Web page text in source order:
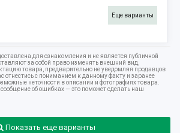
Еще варианты
для ознакомления и не является публичной
за собой право изменять внешний вид,
товара, предварительно не уведомляя продавцов
отнестись с пониманием к данному факту и заранее
неточности в описании и фотографиях товара.
об ошибках — это поможет сделать наш
Показать еще варианты